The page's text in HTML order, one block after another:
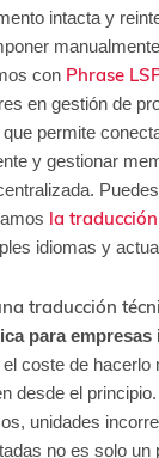
intacta y
con Phrase
en gestión de
permite
y gestionar
la
idiomas y
traducción
para empresas
coste de hacerlo
desde el
unidades
no es solo un